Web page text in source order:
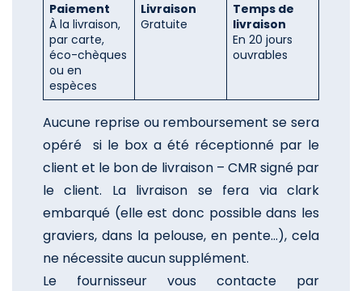
Paiement
À la livraison,
par carte,
éco-chèques
ou en
espèces
Livraison
Gratuite
Temps de
livraison
En 20 jours
ouvrables
Aucune reprise ou remboursement se sera
opéré si le box a été réceptionné par le
client et le bon de livraison – CMR signé par
le client. La livraison se fera via clark
embarqué (elle est donc possible dans les
graviers, dans la pelouse, en pente...), cela
ne nécessite aucun supplément.
Le fournisseur vous contacte par